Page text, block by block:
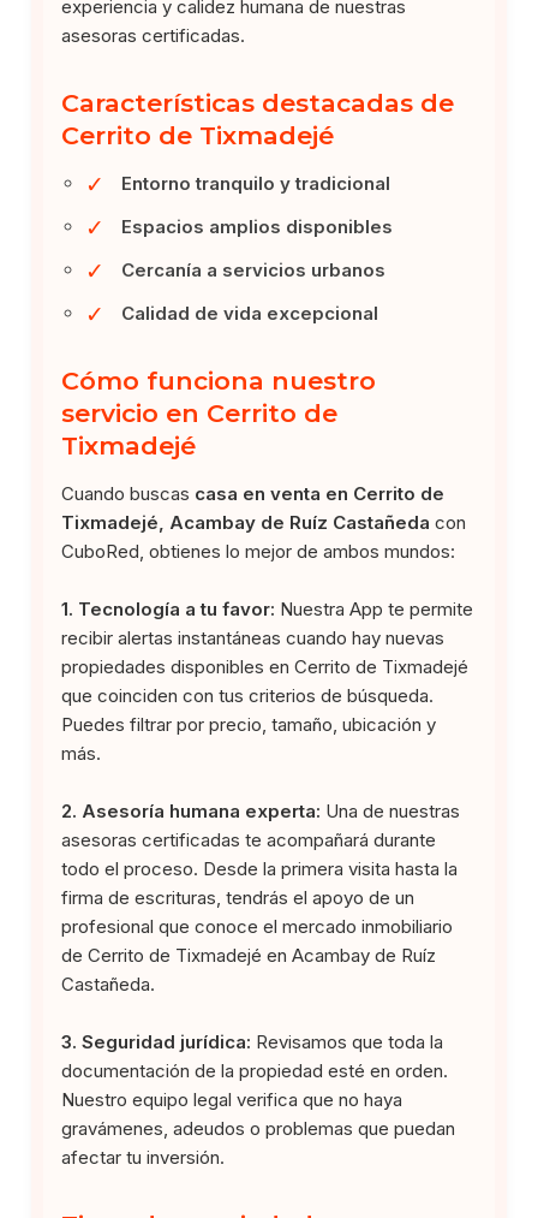
experiencia y calidez humana de nuestras
asesoras certificadas.
Características destacadas de
Cerrito de Tixmadejé
✓ Entorno tranquilo y tradicional
✓ Espacios amplios disponibles
✓ Cercanía a servicios urbanos
✓ Calidad de vida excepcional
Cómo funciona nuestro
servicio en Cerrito de
Tixmadejé
Cuando buscas casa en venta en Cerrito de
Tixmadejé, Acambay de Ruíz Castañeda con
CuboRed, obtienes lo mejor de ambos mundos:
1. Tecnología a tu favor: Nuestra App te permite
recibir alertas instantáneas cuando hay nuevas
propiedades disponibles en Cerrito de Tixmadejé
que coinciden con tus criterios de búsqueda.
Puedes filtrar por precio, tamaño, ubicación y
más.
2. Asesoría humana experta: Una de nuestras
asesoras certificadas te acompañará durante
todo el proceso. Desde la primera visita hasta la
firma de escrituras, tendrás el apoyo de un
profesional que conoce el mercado inmobiliario
de Cerrito de Tixmadejé en Acambay de Ruíz
Castañeda.
3. Seguridad jurídica: Revisamos que toda la
documentación de la propiedad esté en orden.
Nuestro equipo legal verifica que no haya
gravámenes, adeudos o problemas que puedan
afectar tu inversión.